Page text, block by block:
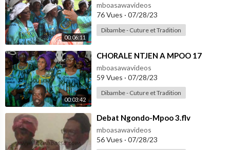
00:06:11
mboasawavideos
76 Vues · 07/28/23
Dibambe - Cuture et Tradition
00:03:42
⁣CHORALE NTJEN A MPOO 17
mboasawavideos
59 Vues · 07/28/23
Dibambe - Cuture et Tradition
⁣Debat Ngondo-Mpoo 3.flv
mboasawavideos
56 Vues · 07/28/23